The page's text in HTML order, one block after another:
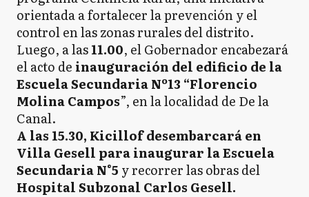
orientada a fortalecer la prevención y el
control en las zonas rurales del distrito.
Luego, a las11.00, el Gobernador encabezará
el acto de inauguración del edificio de la
Escuela Secundaria Nº13 “Florencio
Molina Campos”, en la localidad de De la
Canal.
A las 15.30, Kicillof desembarcará en
Villa Gesell para inaugurar la Escuela
Secundaria N°5 y recorrer las obras del
Hospital Subzonal Carlos Gesell.